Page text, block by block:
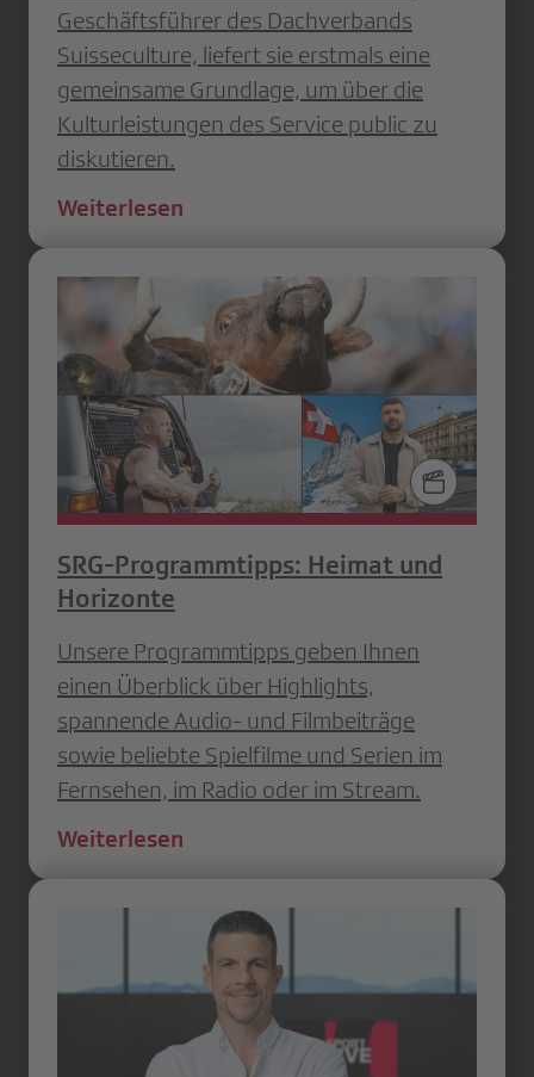
Geschäftsführer des Dachverbands
Suisseculture, liefert sie erstmals eine
gemeinsame Grundlage, um über die
Kulturleistungen des Service public zu
diskutieren.
Weiterlesen
SRG-Programmtipps: Heimat und
Horizonte
Unsere Programmtipps geben Ihnen
einen Überblick über Highlights,
spannende Audio- und Filmbeiträge
sowie beliebte Spielfilme und Serien im
Fernsehen, im Radio oder im Stream.
Weiterlesen